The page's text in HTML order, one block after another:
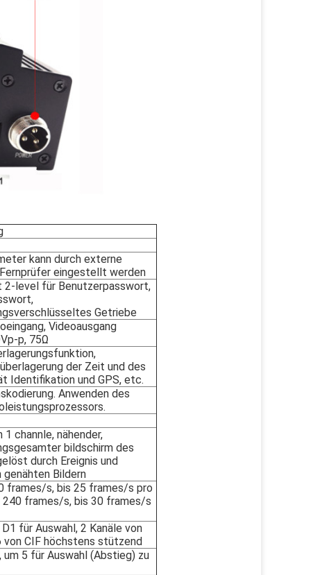
kann durch externe
eingestellt werden
2-level für Benutzerpasswort,
Getriebe
Videoausgang
p, 75Ω
der Zeit und des
Identifikation und GPS, etc.
Anwenden des
1 channle, nähender,
bildschirm des
durch Ereignis und
genähten Bildern
frames/s, bis 25 frames/s pro
240 frames/s, bis 30 frames/s
D1 für Auswahl, 2 Kanäle von
von CIF höchstens stützend
um 5 für Auswahl (Abstieg) zu